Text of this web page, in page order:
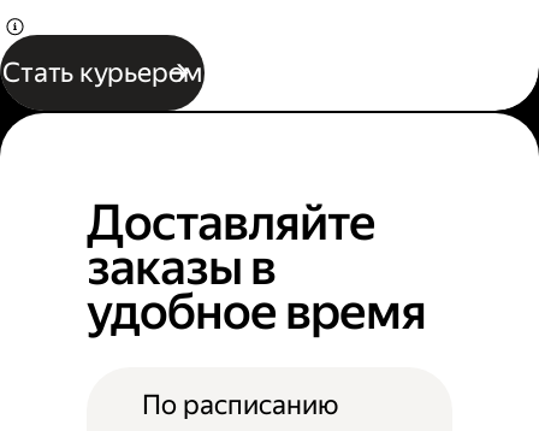
Стать курьером
Доставляйте
заказы в
удобное время
По расписанию